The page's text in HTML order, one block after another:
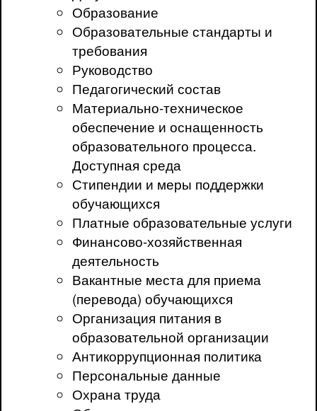
Образование
Образовательные стандарты и
требования
Руководство
Педагогический состав
Материально-техническое
обеспечение и оснащенность
образовательного процесса.
Доступная среда
Стипендии и меры поддержки
обучающихся
Платные образовательные услуги
Финансово-хозяйственная
деятельность
Вакантные места для приема
(перевода) обучающихся
Организация питания в
образовательной организации
Антикоррупционная политика
Персональные данные
Охрана труда